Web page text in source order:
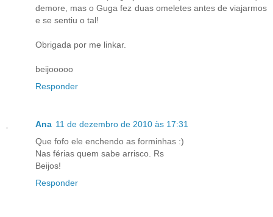
demore, mas o Guga fez duas omeletes antes de viajarmos
e se sentiu o tal!
Obrigada por me linkar.
beijooooo
Responder
Ana 11 de dezembro de 2010 às 17:31
Que fofo ele enchendo as forminhas :)
Nas férias quem sabe arrisco. Rs
Beijos!
Responder